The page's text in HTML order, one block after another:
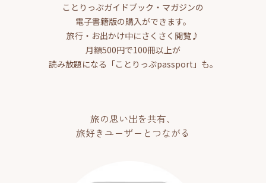
ことりっぷガイドブック・マガジンの
電子書籍版の購入ができます。
旅行・お出かけ中にさくさく閲覧♪
月額500円で100冊以上が
読み放題になる「ことりっぷpassport」も。
旅の思い出を共有、
旅好きユーザーとつながる